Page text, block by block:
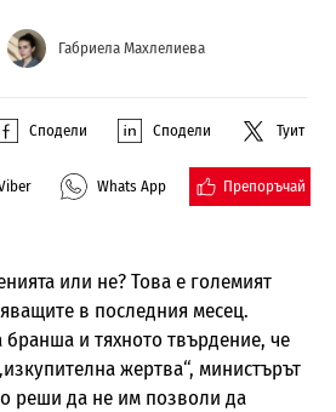
Габриела Махлелиева
Сподели Сподели Туит
Whats App Препоръчай
или не? Това е големият
в последния месец.
бранша и тяхното твърдение, че
жертва“, министърът
реши да не им позволи да